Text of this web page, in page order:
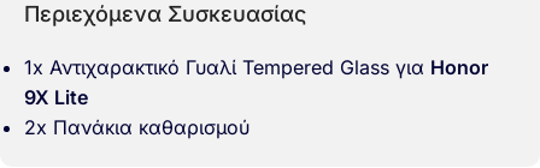
Περιεχόμενα Συσκευασίας
1x Αντιχαρακτικό Γυαλί Tempered Glass για Honor
9X Lite
2x Πανάκια καθαρισμού